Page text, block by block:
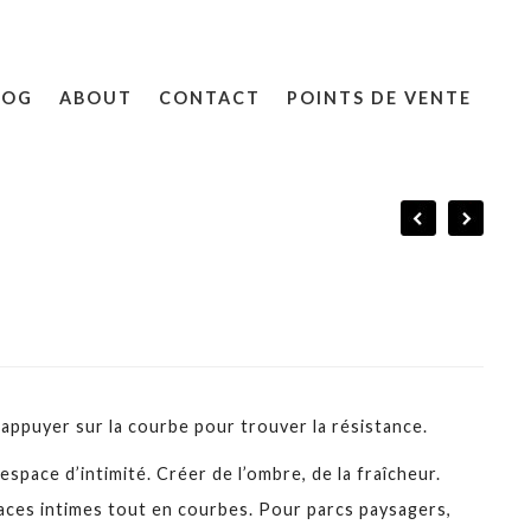
ABOUT CONTACT POINTS DE VENTE
sur la courbe pour trouver la résistance.
d’intimité. Créer de l’ombre, de la fraîcheur.
intimes tout en courbes. Pour parcs paysagers,